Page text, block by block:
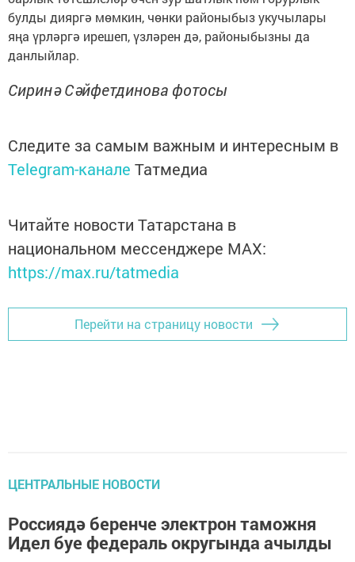
булды дияргә мөмкин, чөнки районыбыз укучылары
яңа үрләргә ирешеп, үзләрен дә, районыбызны да
данлыйлар.
Сиринә Сәйфетдинова фотосы
Следите за самым важным и интересным в
Telegram-канале Татмедиа
Читайте новости Татарстана в
национальном мессенджере MАХ:
https://max.ru/tatmedia
Перейти на страницу новости
ЦЕНТРАЛЬНЫЕ НОВОСТИ
Россиядә беренче электрон таможня
Идел буе федераль округында ачылды